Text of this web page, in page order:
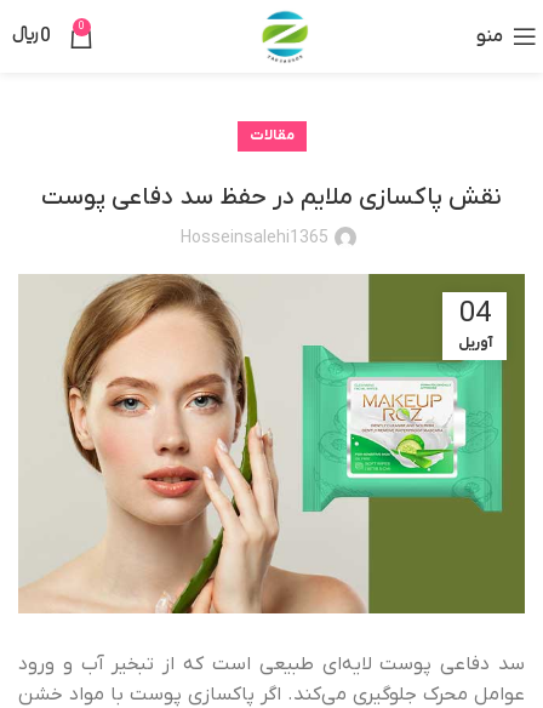
منو 0
0﷼
مقالات
نقش پاکسازی ملایم در حفظ سد دفاعی پوست
Hosseinsalehi1365
04
آوریل
سد دفاعی پوست لایه‌ای طبیعی است که از تبخیر آب و ورود
عوامل محرک جلوگیری می‌کند. اگر پاکسازی پوست با مواد خشن